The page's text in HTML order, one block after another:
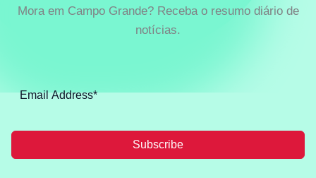
Mora em Campo Grande? Receba o resumo diário de
notícias.
Subscribe